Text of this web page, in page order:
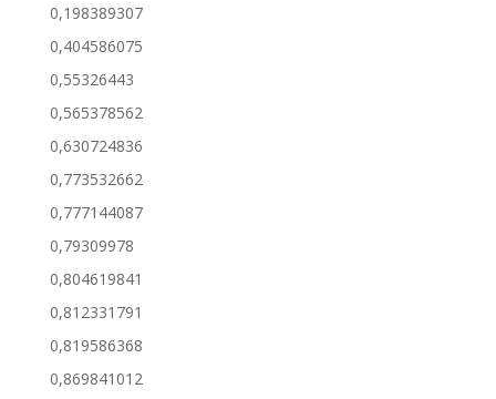
0,198389307
0,404586075
0,55326443
0,565378562
0,630724836
0,773532662
0,777144087
0,79309978
0,804619841
0,812331791
0,819586368
0,869841012